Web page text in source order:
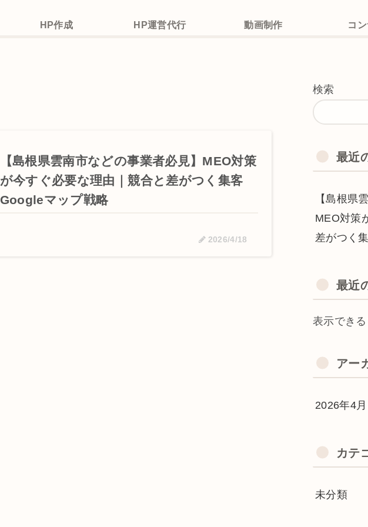
HP作成 HP運営代行 動画制作 コ
【島根県雲南市などの事業者必見】MEO対策
が今すぐ必要な理由｜競合と差がつく集客
Googleマップ戦略
2026/4/18
検索
最近
【島根県
MEO対策
差がつく
最近
表示できる
アー
2026年4月
カテ
未分類